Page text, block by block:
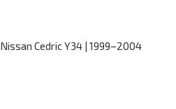
Nissan Cedric Y34 | 1999–2004